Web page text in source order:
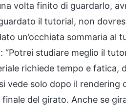
volta finito di guardarlo,
il tutorial, non
un’occhiata sommaria al
“Potrei studiare meglio il
richiede tempo e fatica,
vede solo dopo il rendering
del girato. Anche se